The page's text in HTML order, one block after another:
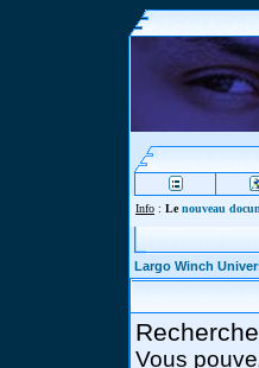
Info : Lenouveau
Largo Winch
Vous